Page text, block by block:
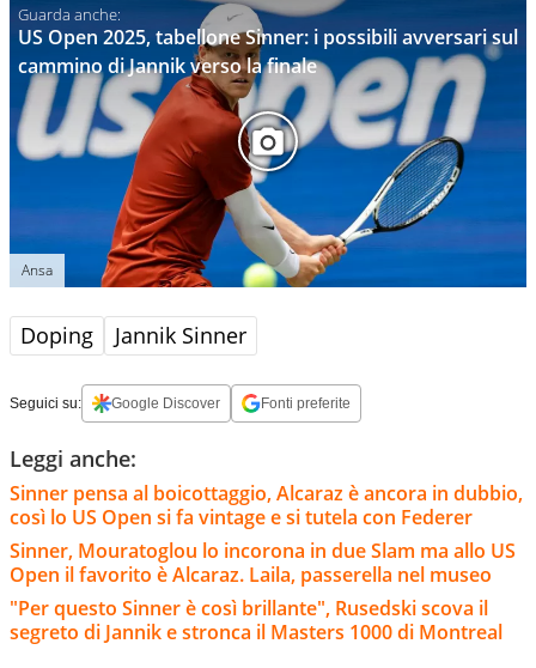
US Open 2025, tabellone Sinner: i possibili avversari sul
cammino di Jannik verso la finale
Ansa
Doping Jannik Sinner
Seguici su: Google Discover Fonti preferite
Leggi anche:
Sinner pensa al boicottaggio, Alcaraz è ancora in dubbio,
così lo US Open si fa vintage e si tutela con Federer
Sinner, Mouratoglou lo incorona in due Slam ma allo US
Open il favorito è Alcaraz. Laila, passerella nel museo
"Per questo Sinner è così brillante", Rusedski scova il
segreto di Jannik e stronca il Masters 1000 di Montreal